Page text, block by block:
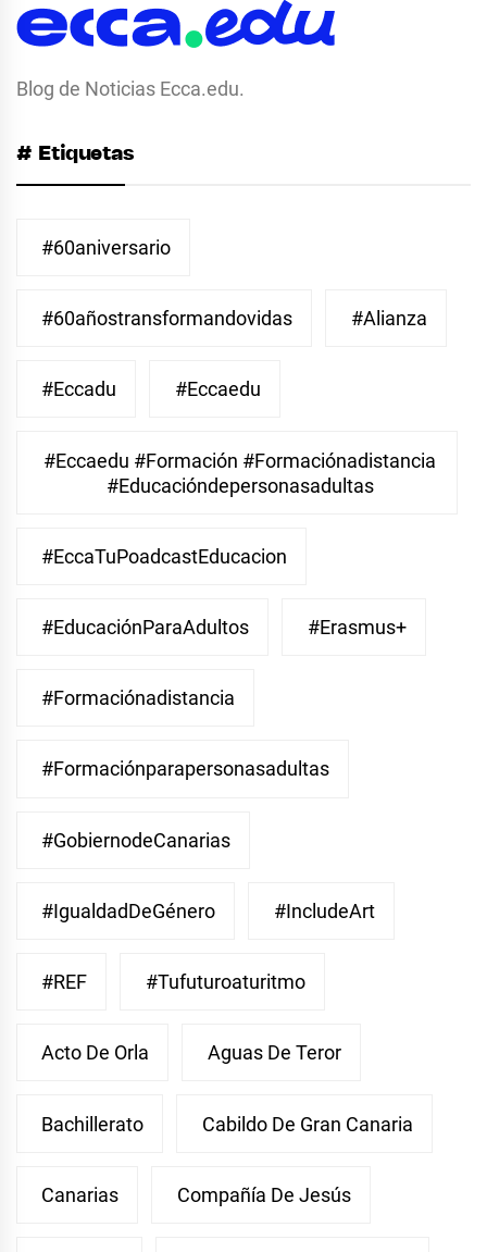
Blog de Noticias Ecca.edu.
# Etiquetas
#60aniversario
#60añostransformandovidas #Alianza
#eccadu #eccaedu
#eccaedu #formación #formaciónadistancia
#educacióndepersonasadultas
#EccaTuPoadcastEducacion
#EducaciónParaAdultos #Erasmus+
#Formaciónadistancia
#Formaciónparapersonasadultas
#GobiernodeCanarias
#IgualdadDeGénero #IncludeArt
#REF #Tufuturoaturitmo
Acto De Orla Aguas De Teror
Bachillerato Cabildo De Gran Canaria
Canarias Compañía De Jesús